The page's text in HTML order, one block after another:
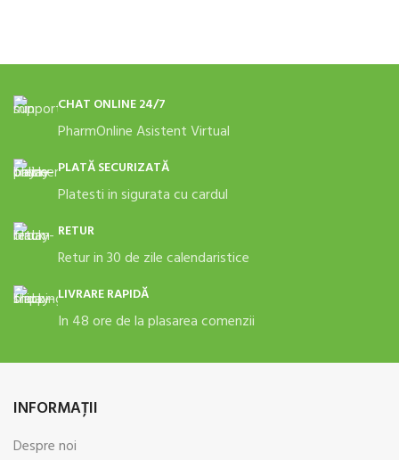
CHAT ONLINE 24/7
PharmOnline Asistent Virtual
PLATĂ SECURIZATĂ
Platesti in sigurata cu cardul
RETUR
Retur in 30 de zile calendaristice
LIVRARE RAPIDĂ
In 48 ore de la plasarea comenzii
INFORMAŢII
Despre noi